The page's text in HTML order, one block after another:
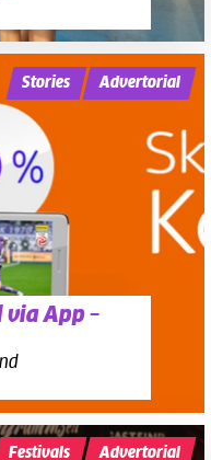
via App –
Stories Advertorial
Festivals Advertorial